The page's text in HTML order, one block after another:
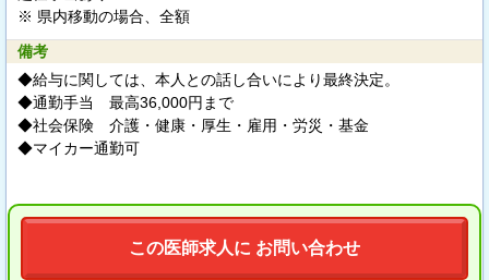
※ 県内移動の場合、全額
備考
◆給与に関しては、本人との話し合いにより最終決定。
◆通勤手当 最高36,000円まで
◆社会保険 介護・健康・厚生・雇用・労災・基金
◆マイカー通勤可
この医師求人に お問い合わせ